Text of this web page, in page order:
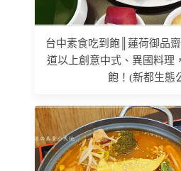
台中素食吃到飽║蓮荷御品
道以上創意中式、異國料理
飽！(新都生態